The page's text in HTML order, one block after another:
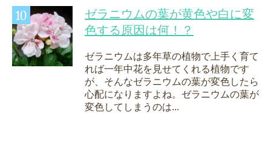
ゼラニウムの葉が黄色や白に変
色する原因は何！？
ゼラニウムは多年草の植物で上手く育て
れば一年中花を見せてくれる植物です
が、そんなゼラニウムの葉が変色したら
心配になりますよね。ゼラニウムの葉が
変色してしまうのは...